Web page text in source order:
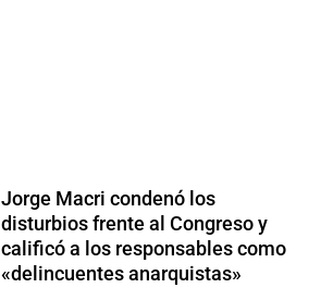
Jorge Macri condenó los
disturbios frente al Congreso y
calificó a los responsables como
«delincuentes anarquistas»